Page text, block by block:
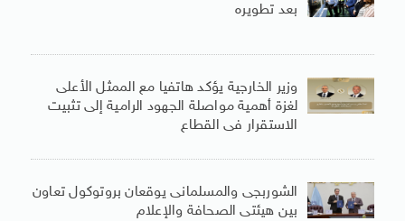
بعد تطويره
وزير الخارجية يؤكد هاتفيا مع الممثل الأعلى
لغزة أهمية مواصلة الجهود الرامية إلى تثبيت
الاستقرار فى القطاع
الشوربجى والمسلمانى يوقعان بروتوكول تعاون
بين هيئتى الصحافة والإعلام